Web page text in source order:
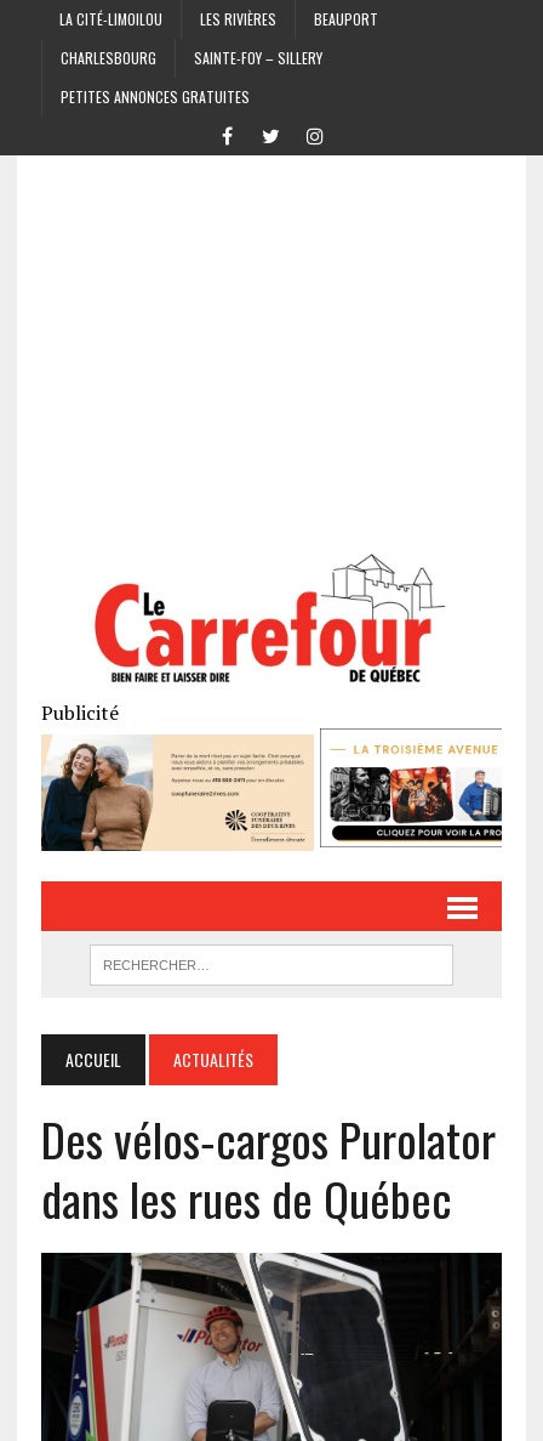
LA CITÉ-LIMOILOU LES RIVIÈRES
BEAUPORT
CHARLESBOURG
SAINTE-FOY – SILLERY
PETITES ANNONCES GRATUITES
Publicité
ACCUEIL ACTUALITÉS
Des vélos‑cargos Purolator
dans les rues de Québec